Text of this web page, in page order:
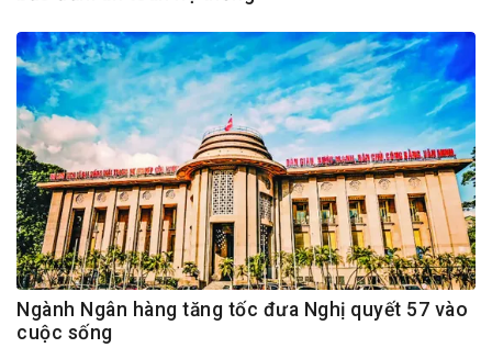
Ngành Ngân hàng tăng tốc đưa Nghị quyết 57 vào
cuộc sống